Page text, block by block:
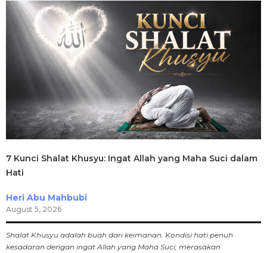
7 Kunci Shalat Khusyu: Ingat Allah yang Maha Suci dalam
Hati
Heri Abu Mahbubi
August 5, 2026
Shalat Khusyu adalah buah dari keimanan. Kondisi hati penuh
kesadaran dengan ingat Allah yang Maha Suci, merasakan